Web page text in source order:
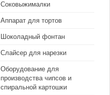
Соковыжималки
Аппарат для тортов
Шоколадный фонтан
Слайсер для нарезки
Оборудование для
производства чипсов и
спиральной картошки